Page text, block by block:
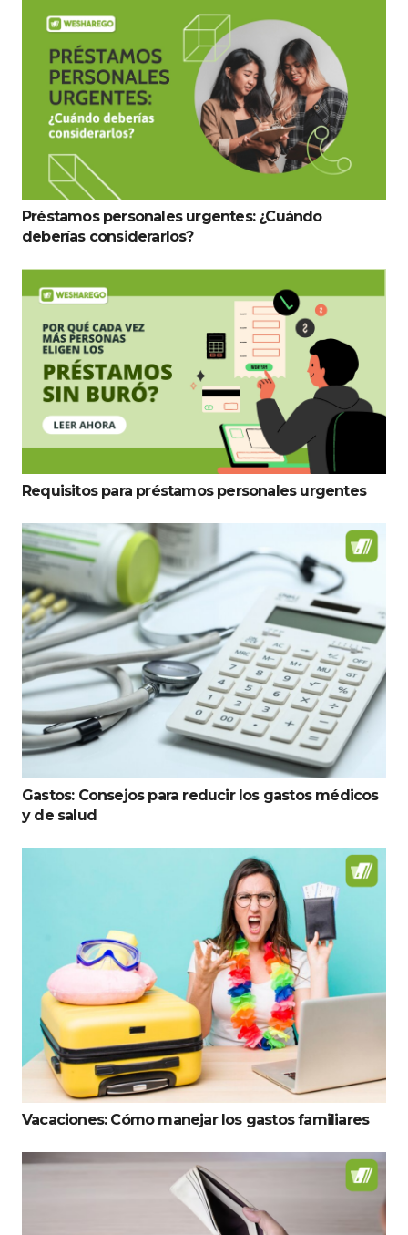
Préstamos personales urgentes: ¿Cuándo
deberías considerarlos?
Requisitos para préstamos personales urgentes
Gastos: Consejos para reducir los gastos médicos
y de salud
Vacaciones: Cómo manejar los gastos familiares